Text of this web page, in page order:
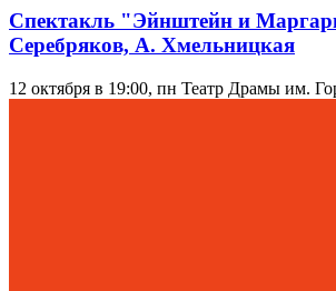
Спектакль "Эйнштейн и
Серебряков, А. Хмельницкая
12 октября в 19:00, пн Театр Драмы им.